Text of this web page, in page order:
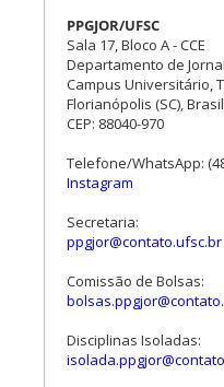
PPGJOR/UFSC
Sala 17, Bloco A - CCE
Departamento de
Campus Universitário,
Florianópolis (SC), Brasil
CEP: 88040-970
Telefone/WhatsApp:
Instagram
Secretaria:
ppgjor@contato.ufsc.br
Comissão de Bolsas:
Disciplinas Isoladas: